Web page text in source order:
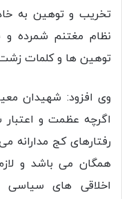
تخریب و توهین به
نظام مغتنم شمرده
توهین ها و کلمات
وی افزود: شهیدان
اگرچه عظمت و اعتبار
رفتارهای کج مدارانه
همگان می باشد و
اخلاقی های